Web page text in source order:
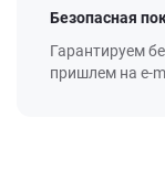
Безопасная
Гарантируем
пришлем на e-